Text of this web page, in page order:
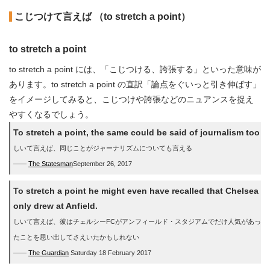
こじつけて言えば （to stretch a point）
to stretch a point
to stretch a point には、「こじつける、誇張する」といった意味が
あります。to stretch a point の直訳「論点をぐいっと引き伸ばす」
をイメージしてみると、こじつけや誇張などのニュアンスを捉え
やすくなるでしょう。
To stretch a point, the same could be said of journalism too
しいて言えば、同じことがジャーナリズムについても言える
―― The StatesmanSeptember 26, 2017
To stretch a point he might even have recalled that Chelsea
only drew at Anfield.
しいて言えば、彼はチェルシーFCがアンフィールド・スタジアムでだけ人気があっ
たことを思い出してさえいたかもしれない
―― The Guardian Saturday 18 February 2017